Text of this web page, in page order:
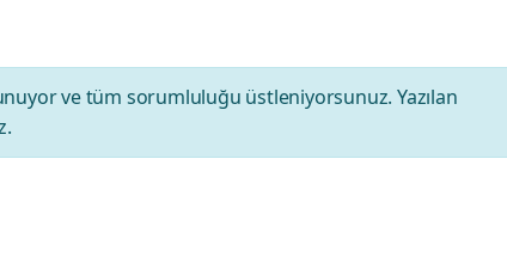
ve tüm sorumluluğu üstleniyorsunuz. Yazılan